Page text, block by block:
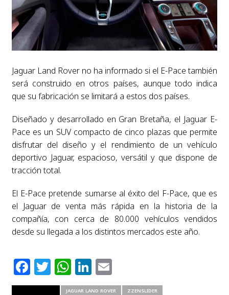
Jaguar Land Rover no ha informado si el E-Pace también
será construido en otros países, aunque todo indica
que su fabricación se limitará a estos dos países.
Diseñado y desarrollado en Gran Bretaña, el Jaguar E-
Pace es un SUV compacto de cinco plazas que permite
disfrutar del diseño y el rendimiento de un vehículo
deportivo Jaguar, espacioso, versátil y que dispone de
tracción total.
El E-Pace pretende sumarse al éxito del F-Pace, que es
el Jaguar de venta más rápida en la historia de la
compañía, con cerca de 80.000 vehículos vendidos
desde su llegada a los distintos mercados este año.
Facebook
Twitter
WhatsApp
LinkedIn
Email
JAGUAR LAND ROVER ZZENSLIDER